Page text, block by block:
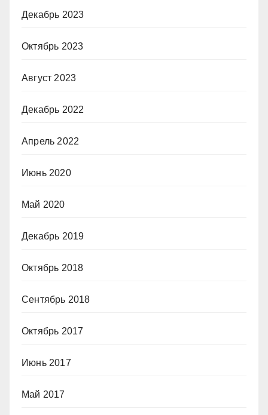
Декабрь 2023
Октябрь 2023
Август 2023
Декабрь 2022
Апрель 2022
Июнь 2020
Май 2020
Декабрь 2019
Октябрь 2018
Сентябрь 2018
Октябрь 2017
Июнь 2017
Май 2017